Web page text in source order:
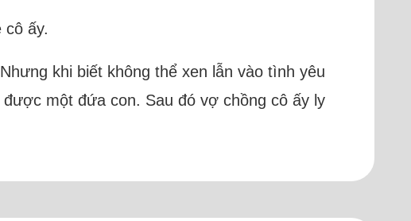
cô ấy.
khi biết không thể xen lẫn vào tình yêu
một đứa con. Sau đó vợ chồng cô ấy ly